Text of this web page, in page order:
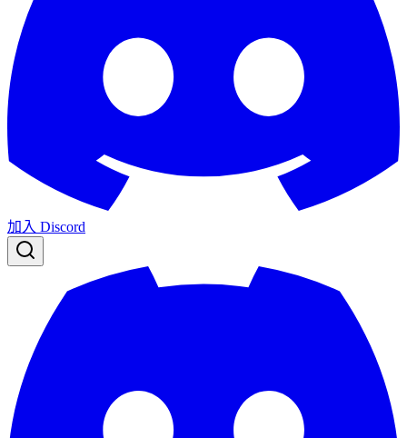
加入 Discord